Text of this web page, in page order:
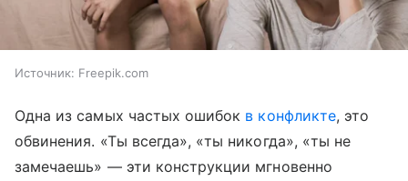
Источник: Freepik.com
Одна из самых частых ошибок в конфликте, это
обвинения. «Ты всегда», «ты никогда», «ты не
замечаешь» — эти конструкции мгновенно